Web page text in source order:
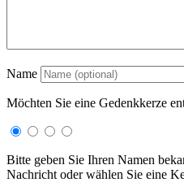
Name
Möchten Sie eine Gedenkkerze
Bitte geben Sie Ihren Namen
Nachricht oder wählen Sie eine